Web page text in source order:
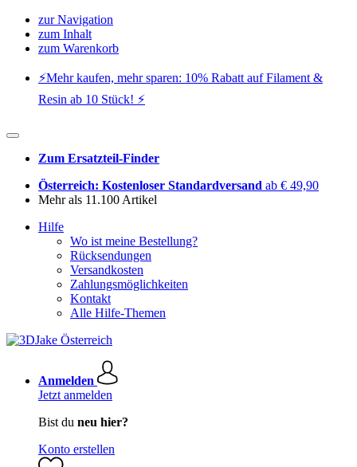
zur Navigation
zum Inhalt
zum Warenkorb
⚡️Mehr kaufen, mehr sparen: 10% Rabatt auf Filament &
Resin ab 10 Stück! ⚡️
Zum Ersatzteil-Finder
Österreich: Kostenloser Standardversand ab € 49,90
Mehr als 11.100 Artikel
Hilfe
Wo ist meine Bestellung?
Rücksendungen
Versandkosten
Zahlungsmöglichkeiten
Kontakt
Alle Hilfe-Themen
Anmelden
Jetzt anmelden
Bist du neu hier?
Konto erstellen